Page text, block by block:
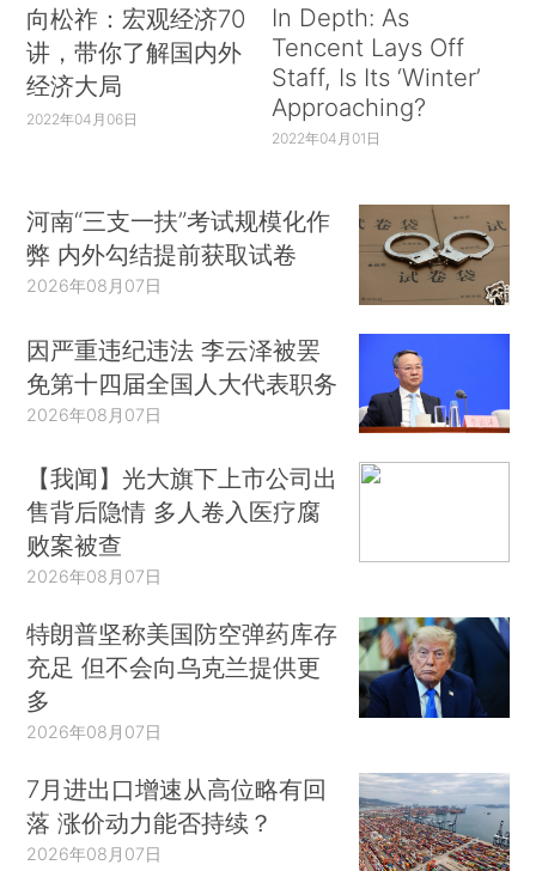
向松祚：宏观经济70
讲，带你了解国内外
经济大局
2022年04月06日
In Depth: As
Tencent Lays Off
Staff, Is Its ‘Winter’
Approaching?
2022年04月01日
河南“三支一扶”考试规模化作
弊 内外勾结提前获取试卷
2026年08月07日
因严重违纪违法 李云泽被罢
免第十四届全国人大代表职务
2026年08月07日
【我闻】光大旗下上市公司出
售背后隐情 多人卷入医疗腐
败案被查
2026年08月07日
特朗普坚称美国防空弹药库存
充足 但不会向乌克兰提供更
多
2026年08月07日
7月进出口增速从高位略有回
落 涨价动力能否持续？
2026年08月07日